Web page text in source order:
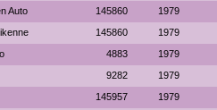
Auto 145860 1979
145860 1979
4883 1979
9282 1979
145957 1979